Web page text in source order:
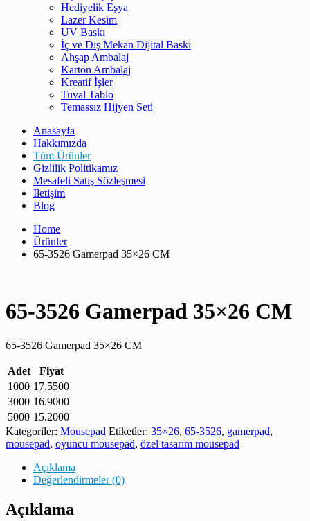
Hediyelik Eşya
Lazer Kesim
UV Baskı
İç ve Dış Mekan Dijital Baskı
Ahşap Ambalaj
Karton Ambalaj
Kreatif İşler
Tuval Tablo
Temassız Hijyen Seti
Anasayfa
Hakkımızda
Tüm Ürünler
Gizlilik Politikamız
Mesafeli Satış Sözleşmesi
İletişim
Blog
Home
Ürünler
65-3526 Gamerpad 35×26 CM
65-3526 Gamerpad 35×26 CM
65-3526 Gamerpad 35×26 CM
Adet
Fiyat
1000 17.5500
3000 16.9000
5000 15.2000
Kategoriler: Mousepad Etiketler: 35×26, 65-3526, gamerpad,
mousepad, oyuncu mousepad, özel tasarım mousepad
Açıklama
Değerlendirmeler (0)
Açıklama